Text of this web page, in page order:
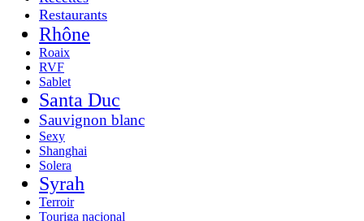
Restaurants
Rhône
Roaix
RVF
Sablet
Santa Duc
Sauvignon blanc
Sexy
Shanghai
Solera
Syrah
Terroir
Touriga nacional